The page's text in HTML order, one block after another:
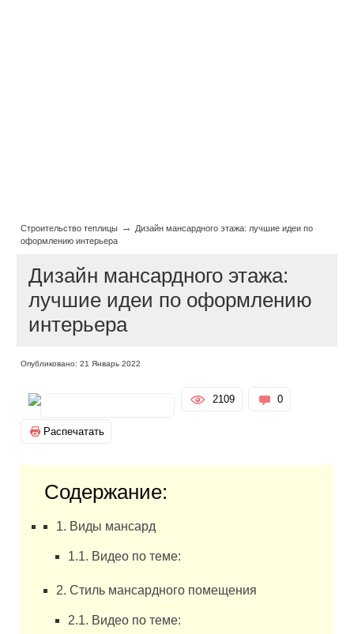
Строительство теплицы →
Дизайн мансардного этажа: лучшие идеи по
оформлению интерьера
Дизайн мансардного этажа:
лучшие идеи по оформлению
интерьера
Опубликовано: 21 Январь 2022
2109 0
Распечатать
Содержание:
1. Виды мансард
1.1. Видео по теме:
2. Стиль мансардного помещения
2.1. Видео по теме: